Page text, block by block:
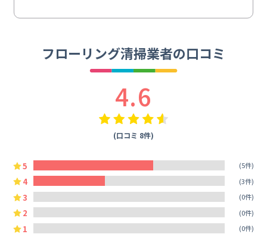
フローリング清掃業者の口コミ
4.6
(口コミ 8件)
5 (5件)
4 (3件)
3 (0件)
2 (0件)
1 (0件)